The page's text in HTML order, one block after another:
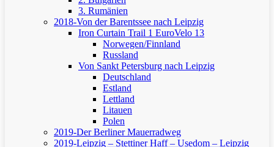
3. Rumänien
2018-Von der Barentssee nach Leipzig
Iron Curtain Trail 1 EuroVelo 13
Norwegen/Finnland
Russland
Von Sankt Petersburg nach Leipzig
Deutschland
Estland
Lettland
Litauen
Polen
2019-Der Berliner Mauerradweg
2019-Leipzig – Stettiner Haff – Usedom – Leipzig